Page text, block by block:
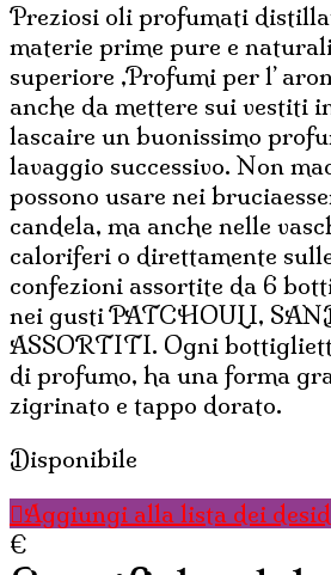
Preziosi oli profumati
materie prime pure e
superiore ,Profumi per l’
anche da mettere sui vestiti
lascaire un buonissimo
lavaggio successivo. Non
possono usare nei
candela, ma anche nelle
caloriferi o direttamente
confezioni assortite da 6
nei gusti PATCHOULI,
ASSORTITI. Ogni
di profumo, ha una forma
zigrinato e tappo dorato.
Disponibile
Aggiungi alla lista dei
€